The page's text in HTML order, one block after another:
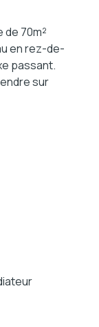
de 70m²
en rez-de-
passant.
sur